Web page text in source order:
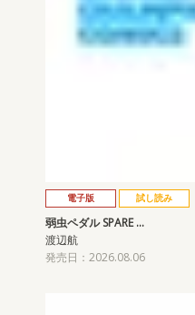
電子版 試し読み
弱虫ペダル SPARE …
渡辺航
発売日：2026.08.06